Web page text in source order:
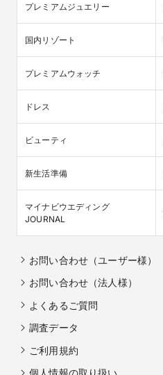
プレミアムジュエリー
国内リゾート
プレミアムウォッチ
ドレス
ビューティ
新生活準備
マイナビウエディング
JOURNAL
お問い合わせ（ユーザー様）
お問い合わせ（法人様）
よくあるご質問
調査データ
ご利用規約